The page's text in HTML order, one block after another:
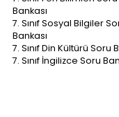
Bankası
7. Sınıf Sosyal Bilgiler
Bankası
7. Sınıf Din Kültürü Soru
7. Sınıf İngilizce Soru